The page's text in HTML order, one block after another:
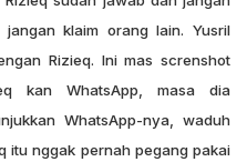
jangan klaim orang lain. Yusril
Rizieq. Ini mas screnshot
kan WhatsApp, masa dia
WhatsApp-nya, waduh
itu nggak pernah pegang pakai